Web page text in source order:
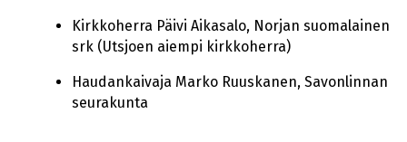
Kirkkoherra Päivi Aikasalo, Norjan suomalainen
srk (Utsjoen aiempi kirkkoherra)
Haudankaivaja Marko Ruuskanen, Savonlinnan
seurakunta